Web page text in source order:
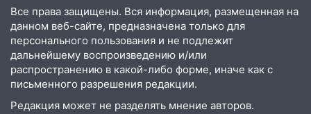
ДТП с мотоциклистом
20:22 Мошенники обманули 92-летнюю
жительницу Ульяновской области
19:14 Житель Ульяновской области
подвез троих незнакомцев на трассе и
заработал уголовное дело
Все права защищены. Вся информация, размещенная на
данном веб-сайте, предназначена только для
персонального пользования и не подлежит
дальнейшему воспроизведению и/или
распространению в какой-либо форме, иначе как с
письменного разрешения редакции.
Редакция может не разделять мнение авторов.